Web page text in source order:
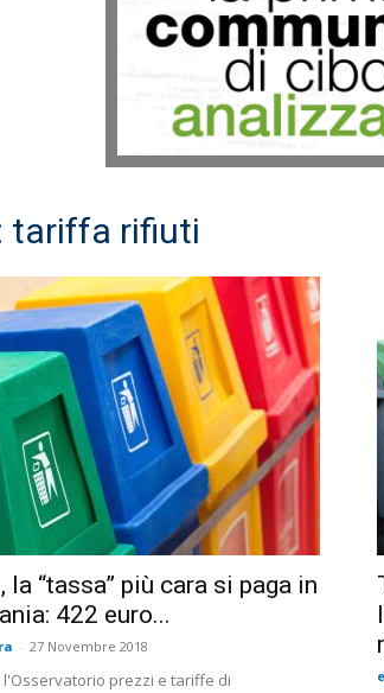
tariffa rifiuti
la “tassa” più cara si paga in
422 euro...
- 27 Novembre 2018
l'Osservatorio prezzi e tariffe di